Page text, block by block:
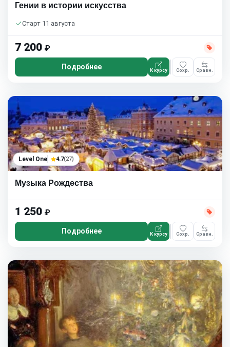
Гении в истории искусства
Старт 11 августа
7 200 ₽
Подробнее К курсу Сохр. Сравн.
Level One 4.7(27)
Музыка Рождества
1 250 ₽
Подробнее К курсу Сохр. Сравн.